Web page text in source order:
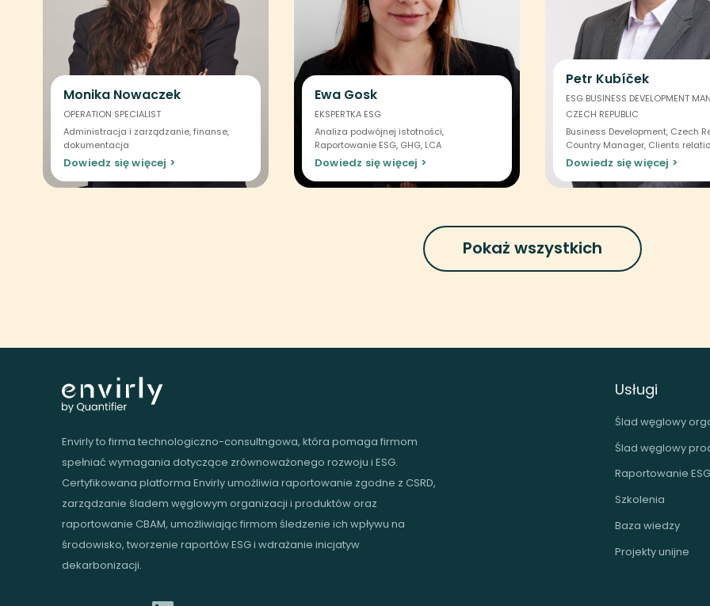
Monika Nowaczek
OPERATION SPECIALIST
Administracja i zarządzanie, finanse,
dokumentacja
Dowiedz się więcej >
Ewa Gosk
EKSPERTKA ESG
Analiza podwójnej istotności,
Raportowanie ESG, GHG, LCA
Dowiedz się więcej >
Petr Kubíček
ESG BUSINESS DEVELOPMENT
CZECH REPUBLIC
Business Development, Czech
Country Manager, Clients
Dowiedz się więcej >
Pokaż wszystkich
Envirly to firma technologiczno-consultngowa, która pomaga firmom
spełniać wymagania dotyczące zrównoważonego rozwoju i ESG.
Certyfikowana platforma Envirly umożliwia raportowanie zgodne z CSRD,
zarządzanie śladem węglowym organizacji i produktów oraz
raportowanie CBAM, umożliwiając firmom śledzenie ich wpływu na
środowisko, tworzenie raportów ESG i wdrażanie inicjatyw
dekarbonizacji.
Usługi
Ślad węglowy
Ślad węglowy
Raportowanie ESG
Szkolenia
Baza wiedzy
Projekty unijne